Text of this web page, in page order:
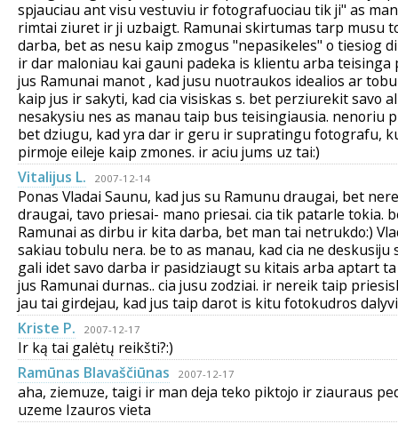
spjauciau ant visu vestuviu ir fotografuociau tik ji" as
rimtai ziuret ir ji uzbaigt. Ramunai skirtumas tarp musu
darba, bet as nesu kaip zmogus "nepasikeles" o tiesiog
ir dar maloniau kai gauni padeka is klientu arba teisinga
jus Ramunai manot , kad jusu nuotraukos idealios ar
kaip jus ir sakyti, kad cia visiskas s. bet perziurekit savo
nesakysiu nes as manau taip bus teisingiausia. nenoriu
bet dziugu, kad yra dar ir geru ir supratingu fotografu,
pirmoje eileje kaip zmones. ir aciu jums uz tai:)
Vitalijus L.
2007-12-14
Ponas Vladai Saunu, kad jus su Ramunu draugai, bet
draugai, tavo priesai- mano priesai. cia tik patarle tokia.
Ramunai as dirbu ir kita darba, bet man tai netrukdo:)
sakiau tobulu nera. be to as manau, kad cia ne
gali idet savo darba ir pasidziaugt su kitais arba aptart
jus Ramunai durnas.. cia jusu zodziai. ir nereik taip
jau tai girdejau, kad jus taip darot is kitu fotokudros
Kriste P.
2007-12-17
Ir ką tai galėtų reikšti?:)
Ramūnas Blavaščiūnas
2007-12-17
aha, ziemuze, taigi ir man deja teko piktojo ir ziauraus
uzeme Izauros vieta